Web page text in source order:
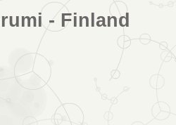
- Finland